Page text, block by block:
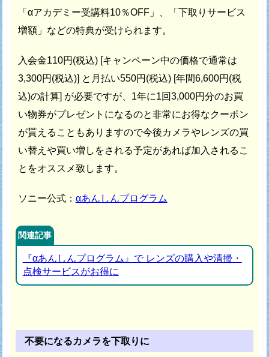
「αアカデミー受講料10％OFF」、
「下取りサービス
増額」などの特典が受けられます。
入会金110円(税込) [キャンペーン中の価格で通常は
3,300円(税込)] と 月払い550円(税込) [年間6,600円(税
込)の計算] が必要ですが、 1年に1回3,000円分のお買
い物券がプレゼントになるのと非常にお得なクーポン
が貰えることもありますので今後カメラやレンズの買
い替えや買い増しをされる予定があれば加入されるこ
とをオススメ致します。
ソニー公式： αあんしんプログラム
関連記事
『αあんしんプログラム』で レンズの購入や清掃・
点検サービスがお得に
不要になるカメラを下取りに